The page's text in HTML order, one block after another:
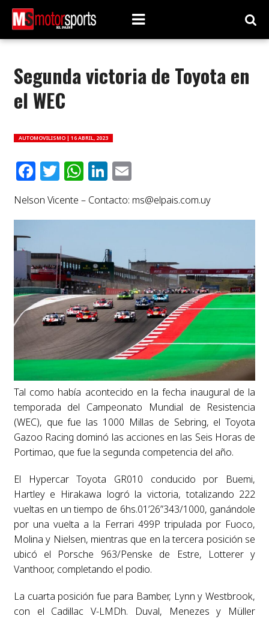
Segunda victoria de Toyota en
el WEC
AUTOMOVILISMO | 16 ABRIL, 2023
Facebook
Twitter
WhatsApp
LinkedIn
Email
Nelson Vicente – Contacto: ms@elpais.com.uy
Tal como había acontecido en la fecha inaugural de la
temporada del Campeonato Mundial de Resistencia
(WEC), que fue las 1000 Millas de Sebring, el Toyota
Gazoo Racing dominó las acciones en las Seis Horas de
Portimao, que fue la segunda competencia del año.
El Hypercar Toyota GR010 conducido por Buemi,
Hartley e Hirakawa logró la victoria, totalizando 222
vueltas en un tiempo de 6hs.01’26”343/1000, ganándole
por una vuelta a la Ferrari 499P tripulada por Fuoco,
Molina y Nielsen, mientras que en la tercera posición se
ubicó el Porsche 963/Penske de Estre, Lotterer y
Vanthoor, completando el podio.
La cuarta posición fue para Bamber, Lynn y Westbrook,
con el Cadillac V-LMDh. Duval, Menezes y Müller